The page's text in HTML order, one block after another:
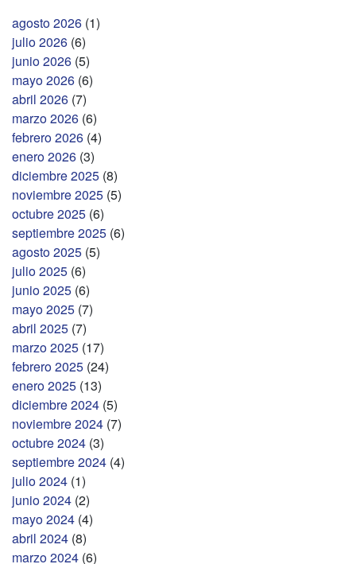
agosto 2026 (1)
julio 2026 (6)
junio 2026 (5)
mayo 2026 (6)
abril 2026 (7)
marzo 2026 (6)
febrero 2026 (4)
enero 2026 (3)
diciembre 2025 (8)
noviembre 2025 (5)
octubre 2025 (6)
septiembre 2025 (6)
agosto 2025 (5)
julio 2025 (6)
junio 2025 (6)
mayo 2025 (7)
abril 2025 (7)
marzo 2025 (17)
febrero 2025 (24)
enero 2025 (13)
diciembre 2024 (5)
noviembre 2024 (7)
octubre 2024 (3)
septiembre 2024 (4)
julio 2024 (1)
junio 2024 (2)
mayo 2024 (4)
abril 2024 (8)
marzo 2024 (6)